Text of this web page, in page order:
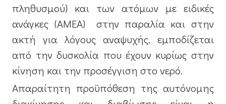
πληθυσμού) και των ατόμων με ειδικές
ανάγκες (ΑΜΕΑ) στην παραλία και στην
ακτή για λόγους αναψυχής, εμποδίζεται
από την δυσκολία που έχουν κυρίως στην
κίνηση και την προσέγγιση στο νερό.
Απαραίτητη προϋπόθεση της αυτόνομης